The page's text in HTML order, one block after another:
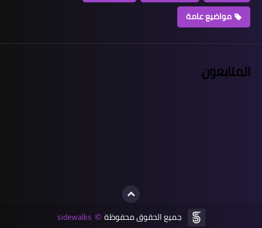
مواضيع عامة
المتابعون
جميع الحقوق محفوظة ©
sidewalks